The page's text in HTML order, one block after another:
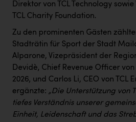
Smurfit Westrock Nettingsdorf
TGW Logistics
TRAILOMAT & Cycling Austria
VERITAS
Vier Diamanten
Vorlagenportal
Direktor von TCL Technology
TCL Charity Foundation.
Zu den prominenten Gästen
Stadträtin für Sport der Stadt
Alparone, Vizepräsident der
Devidè, Chief Revenue Officer
2026, und Carlos Li, CEO von TCL
ergänzte: „Die Unterstützung von
tiefes Verständnis unserer
Einheit, Leidenschaft und das